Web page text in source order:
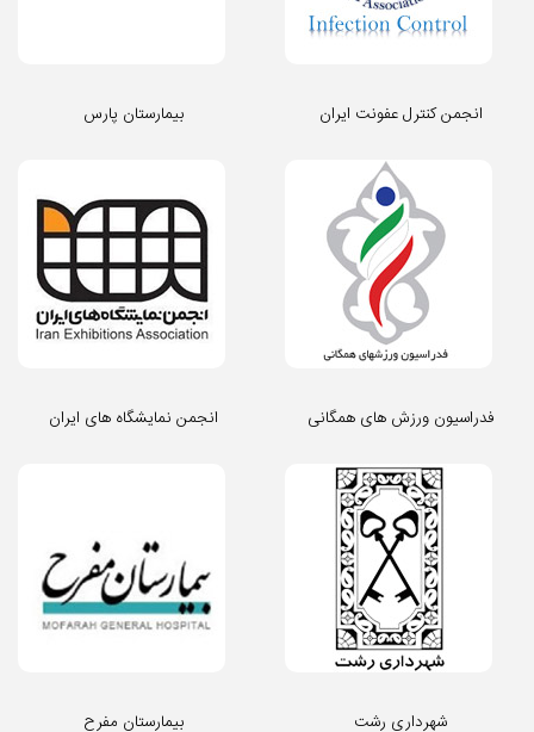
بیمارستان پارس انجمن کنترل عفونت ایران
انجمن نمایشگاه های ایران فدراسیون ورزش های همگانی
بیمارستان مفرح شهرداری رشت